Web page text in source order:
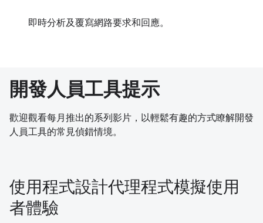
即時分析及覆寫網路要求和回應。
開發人員工具提示
歡迎觀看每月推出的系列影片，以輕鬆有趣的方式瞭解開發
人員工具的常見偵錯情境。
使用程式設計代理程式模擬使用
者體驗